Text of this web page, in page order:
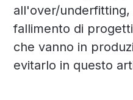
all'over/underfitting,
fallimento di
che vanno in
evitarlo in questo